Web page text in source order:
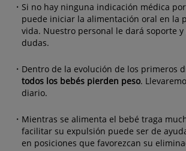
Si no hay ninguna indicación médica
puede iniciar la alimentación oral en la
vida. Nuestro personal le dará soporte y
dudas.
Dentro de la evolución de los primeros
todos los bebés pierden peso.
diario.
Mientras se alimenta el bebé traga
facilitar su expulsión puede ser de
en posiciones que favorezcan su